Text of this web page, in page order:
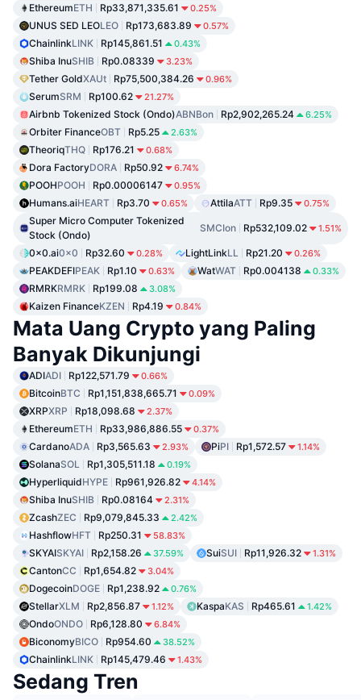
EthereumETH Rp33,871,335.61 0.25%
UNUS SED LEOLEO Rp173,683.89 0.57%
ChainlinkLINK Rp145,861.51 0.43%
Shiba InuSHIB Rp0.08339 3.23%
Tether GoldXAUt Rp75,500,384.26 0.96%
SerumSRM Rp100.62 21.27%
Airbnb Tokenized Stock (Ondo)ABNBon Rp2,902,265.24 6.25%
Orbiter FinanceOBT Rp5.25 2.63%
TheoriqTHQ Rp176.21 0.68%
Dora FactoryDORA Rp50.92 6.74%
POOHPOOH Rp0.00006147 0.95%
Humans.aiHEART Rp3.70 0.65% AttilaATT Rp9.35 0.75%
Super Micro Computer Tokenized
Stock (Ondo)
SMCIon Rp532,109.02 1.51%
0x0.ai0x0 Rp32.60 0.28% LightLinkLL Rp21.20 0.26%
PEAKDEFIPEAK Rp1.10 0.63% WatWAT Rp0.004138 0.33%
RMRKRMRK Rp199.08 3.08%
Kaizen FinanceKZEN Rp4.19 0.84%
Mata Uang Crypto yang Paling
Banyak Dikunjungi
ADIADI Rp122,571.79 0.66%
BitcoinBTC Rp1,151,838,665.71 0.09%
XRPXRP Rp18,098.68 2.37%
EthereumETH Rp33,986,886.55 0.37%
CardanoADA Rp3,565.63 2.93% PiPI Rp1,572.57 1.14%
SolanaSOL Rp1,305,511.18 0.19%
HyperliquidHYPE Rp961,926.82 4.14%
Shiba InuSHIB Rp0.08164 2.31%
ZcashZEC Rp9,079,845.33 2.42%
HashflowHFT Rp250.31 58.83%
SKYAISKYAI Rp2,158.26 37.59% SuiSUI Rp11,926.32 1.31%
CantonCC Rp1,654.82 3.04%
DogecoinDOGE Rp1,238.92 0.76%
StellarXLM Rp2,856.87 1.12% KaspaKAS Rp465.61 1.42%
OndoONDO Rp6,128.80 6.84%
BiconomyBICO Rp954.60 38.52%
ChainlinkLINK Rp145,479.46 1.43%
Sedang Tren